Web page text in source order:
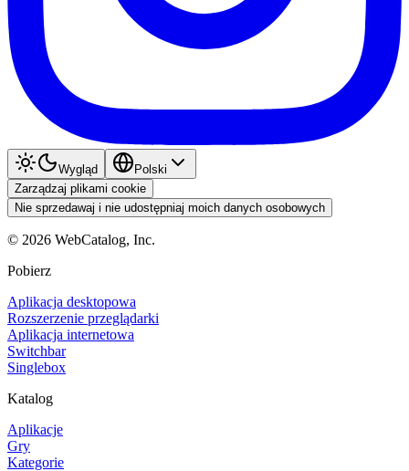
Wygląd
Polski
Zarządzaj plikami cookie
Nie sprzedawaj i nie udostępniaj moich danych osobowych
© 2026 WebCatalog, Inc.
Pobierz
Aplikacja desktopowa
Rozszerzenie przeglądarki
Aplikacja internetowa
Switchbar
Singlebox
Katalog
Aplikacje
Gry
Kategorie